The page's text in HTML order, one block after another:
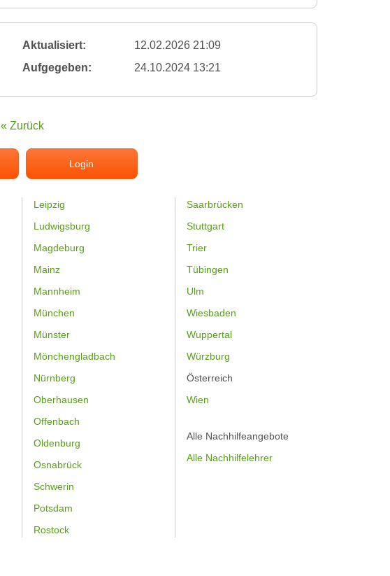
Aktualisiert:
12.02.2026 21:09
Aufgegeben: 24.10.2024 13:21
« Zurück
Login
Leipzig
Ludwigsburg
Magdeburg
Mainz
Mannheim
München
Münster
Mönchengladbach
Nürnberg
Oberhausen
Offenbach
Oldenburg
Osnabrück
Schwerin
Potsdam
Rostock
Saarbrücken
Stuttgart
Trier
Tübingen
Ulm
Wiesbaden
Wuppertal
Würzburg
Österreich
Wien
Alle Nachhilfeangebote
Alle Nachhilfelehrer